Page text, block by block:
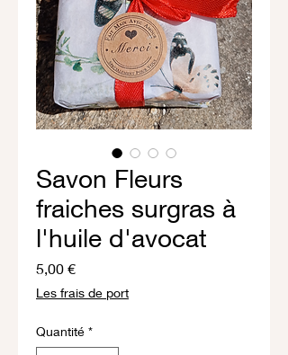
Savon Fleurs
fraiches surgras à
l'huile d'avocat
5,00 €Prix
Les frais de port
Quantité *